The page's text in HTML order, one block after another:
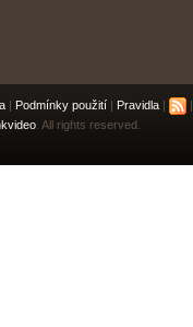
| Podmínky použití | Pravidla |
. All rights reserved.